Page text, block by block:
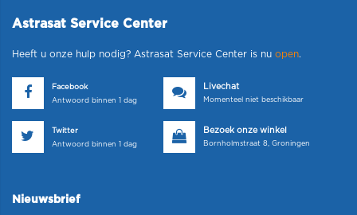
Astrasat Service Center
Heeft u onze hulp nodig? Astrasat Service Center is nu open.
Facebook
Antwoord binnen 1 dag
Livechat
Momenteel niet beschikbaar
Twitter
Antwoord binnen 1 dag
Bezoek onze winkel
Bornholmstraat 8, Groningen
Nieuwsbrief